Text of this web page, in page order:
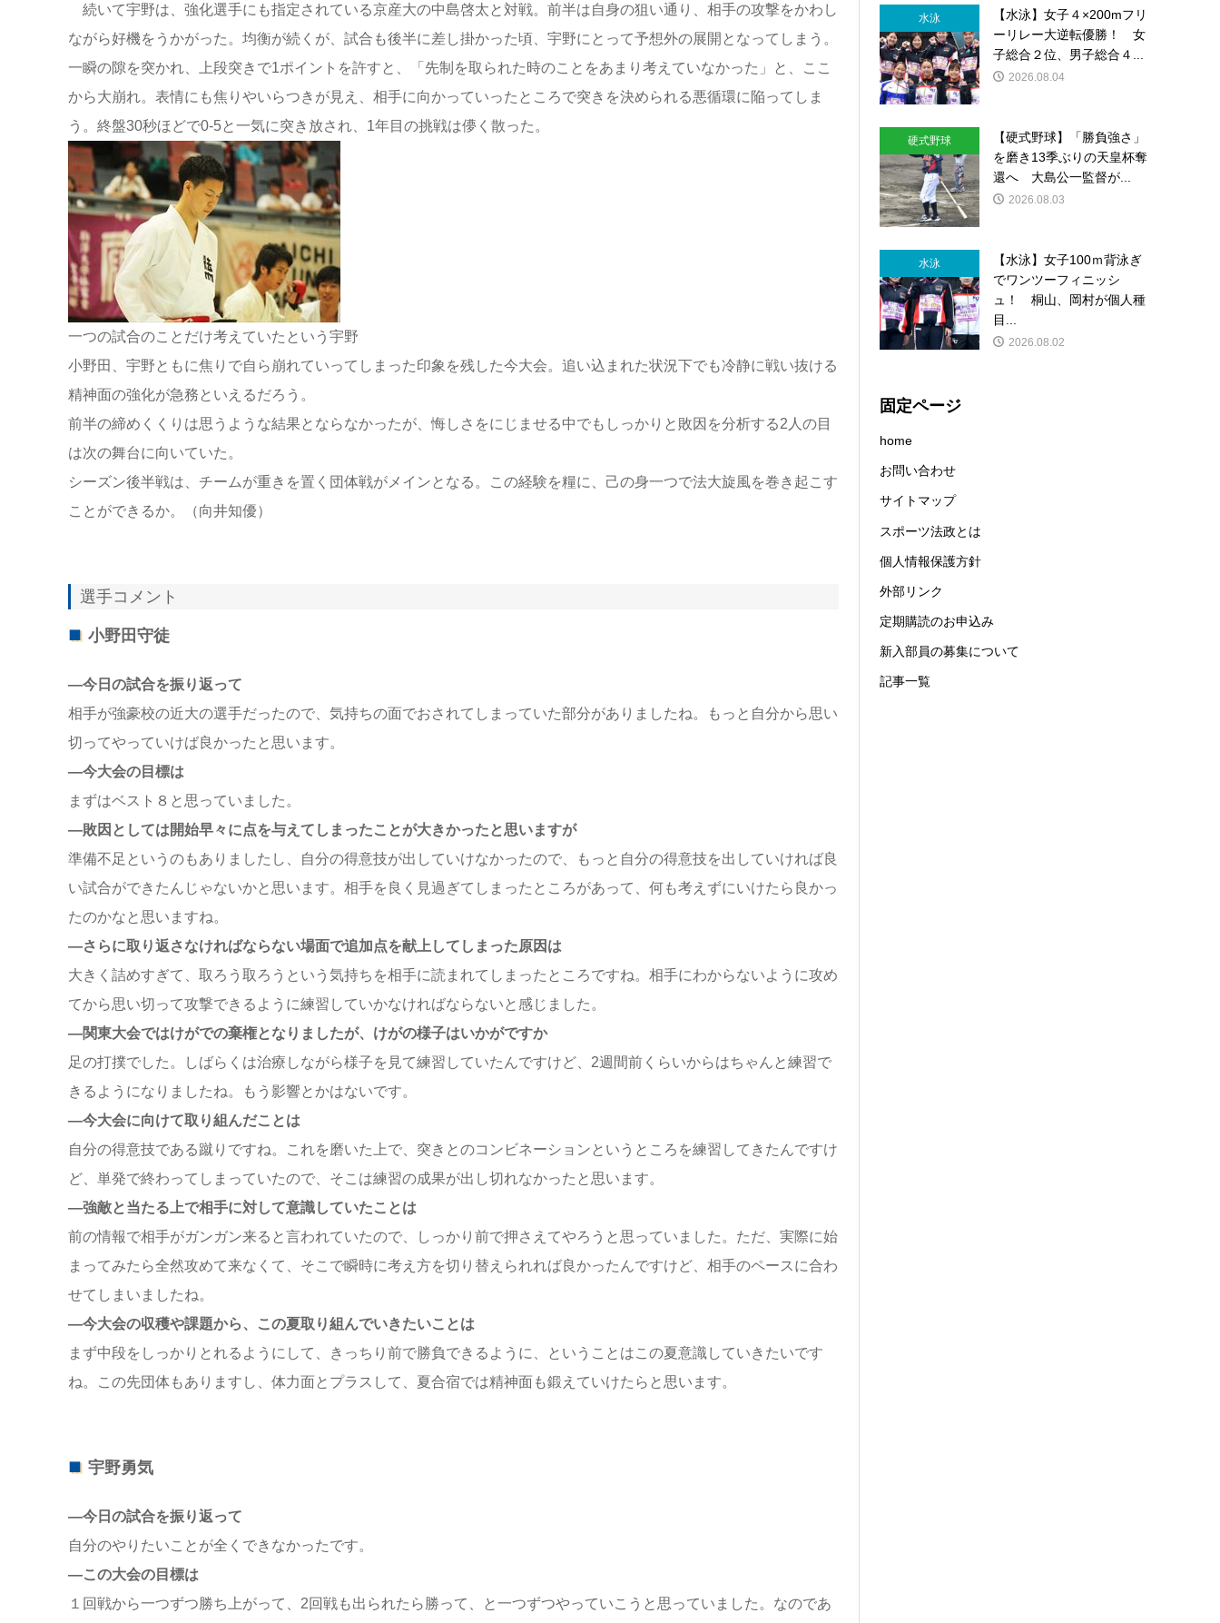
続いて宇野は、強化選手にも指定されている京産大の中島啓太と対戦。前半は自身の狙い通り、相手の攻撃をかわし
ながら好機をうかがった。均衡が続くが、試合も後半に差し掛かった頃、宇野にとって予想外の展開となってしまう。
一瞬の隙を突かれ、上段突きで1ポイントを許すと、「先制を取られた時のことをあまり考えていなかった」と、ここ
から大崩れ。表情にも焦りやいらつきが見え、相手に向かっていったところで突きを決められる悪循環に陥ってしま
う。終盤30秒ほどで0-5と一気に突き放され、1年目の挑戦は儚く散った。
一つの試合のことだけ考えていたという宇野
小野田、宇野ともに焦りで自ら崩れていってしまった印象を残した今大会。追い込まれた状況下でも冷静に戦い抜ける
精神面の強化が急務といえるだろう。
前半の締めくくりは思うような結果とならなかったが、悔しさをにじませる中でもしっかりと敗因を分析する2人の目
は次の舞台に向いていた。
シーズン後半戦は、チームが重きを置く団体戦がメインとなる。この経験を糧に、己の身一つで法大旋風を巻き起こす
ことができるか。（向井知優）
選手コメント
小野田守徒
―今日の試合を振り返って
相手が強豪校の近大の選手だったので、気持ちの面でおされてしまっていた部分がありましたね。もっと自分から思い
切ってやっていけば良かったと思います。
―今大会の目標は
まずはベスト８と思っていました。
―敗因としては開始早々に点を与えてしまったことが大きかったと思いますが
準備不足というのもありましたし、自分の得意技が出していけなかったので、もっと自分の得意技を出していければ良
い試合ができたんじゃないかと思います。相手を良く見過ぎてしまったところがあって、何も考えずにいけたら良かっ
たのかなと思いますね。
―さらに取り返さなければならない場面で追加点を献上してしまった原因は
大きく詰めすぎて、取ろう取ろうという気持ちを相手に読まれてしまったところですね。相手にわからないように攻め
てから思い切って攻撃できるように練習していかなければならないと感じました。
―関東大会ではけがでの棄権となりましたが、けがの様子はいかがですか
足の打撲でした。しばらくは治療しながら様子を見て練習していたんですけど、2週間前くらいからはちゃんと練習で
きるようになりましたね。もう影響とかはないです。
―今大会に向けて取り組んだことは
自分の得意技である蹴りですね。これを磨いた上で、突きとのコンビネーションというところを練習してきたんですけ
ど、単発で終わってしまっていたので、そこは練習の成果が出し切れなかったと思います。
―強敵と当たる上で相手に対して意識していたことは
前の情報で相手がガンガン来ると言われていたので、しっかり前で押さえてやろうと思っていました。ただ、実際に始
まってみたら全然攻めて来なくて、そこで瞬時に考え方を切り替えられれば良かったんですけど、相手のペースに合わ
せてしまいましたね。
―今大会の収穫や課題から、この夏取り組んでいきたいことは
まず中段をしっかりとれるようにして、きっちり前で勝負できるように、ということはこの夏意識していきたいです
ね。この先団体もありますし、体力面とプラスして、夏合宿では精神面も鍛えていけたらと思います。
宇野勇気
―今日の試合を振り返って
自分のやりたいことが全くできなかったです。
―この大会の目標は
１回戦から一つずつ勝ち上がって、2回戦も出られたら勝って、と一つずつやっていこうと思っていました。なのであ
水泳
【水泳】女子４×200mフリ
ーリレー大逆転優勝！ 女
子総合２位、男子総合４...
2026.08.04
硬式野球
【硬式野球】「勝負強さ」
を磨き13季ぶりの天皇杯奪
還へ 大島公一監督が...
2026.08.03
水泳
【水泳】女子100ｍ背泳ぎ
でワンツーフィニッシ
ュ！ 桐山、岡村が個人種
目...
2026.08.02
固定ページ
home
お問い合わせ
サイトマップ
スポーツ法政とは
個人情報保護方針
外部リンク
定期購読のお申込み
新入部員の募集について
記事一覧